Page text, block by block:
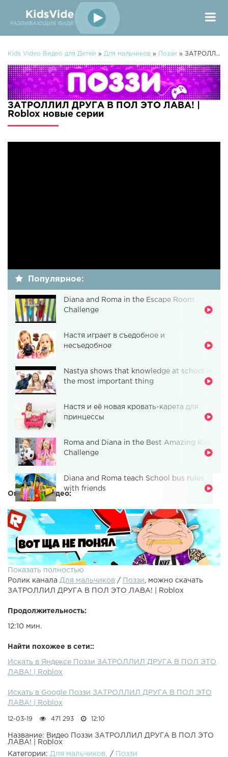
Kids Video Видео для Детей » Для мальчиков » Поззи » ЗАТРОЛЛИЛ ДРУГА В ПОЛ ЭТО ЛАВА! | Roblox
ЗАТРОЛЛИЛ ДРУГА В ПОЛ ЭТО ЛАВА! |
Roblox новые серии
Популярное:
Diana and Roma in the Escape Room
Challenge
Настя играет в съедобное и
несъедобное
Nastya shows that knowledge at school is
the most important thing
Настя и её новая кровать-карета для
принцессы
Roma and Diana in the Best Amazing Kids
Challenge
Diana and Roma teach School bus rules
with friends
Описание видео:
●Roblox - Пол это лава челлендж! Попробуй выживи в
●Робзи - ●Предыдущий ролик - ●Рандом ролик - ● - Моя
Инста● - Моя страничка ВК● - Группа ВК
Показать полностью
Ролик канала Для мальчиков / Поззи
, можно скачать
ЗАТРОЛЛИЛ ДРУГА В ПОЛ ЭТО ЛАВА! | Roblox
Продолжительность:
12:10 мин.
Найти похожее в сети::
Искать в Яндексе Поззи ЗАТРОЛЛИЛ ДРУГА В ПОЛ ЭТО
ЛАВА! | Roblox
Искать в Google Поззи ЗАТРОЛЛИЛ ДРУГА В ПОЛ ЭТО
ЛАВА! | Roblox
12-03-19 471 293 12:10
Название: Видео Поззи ЗАТРОЛЛИЛ ДРУГА В ПОЛ ЭТО
ЛАВА! | Roblox
Категории: Для мальчиков /
Поззи